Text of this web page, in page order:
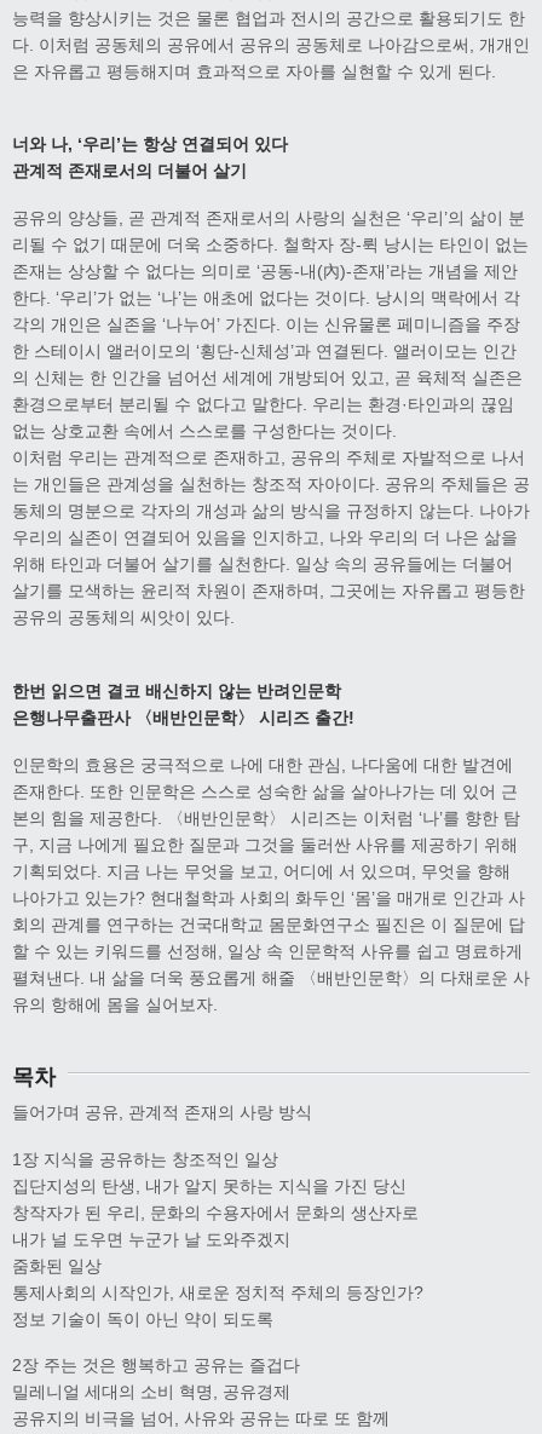
능력을 향상시키는 것은 물론 협업과 전시의 공간으로 활용되기도 한
다. 이처럼 공동체의 공유에서 공유의 공동체로 나아감으로써, 개개인
은 자유롭고 평등해지며 효과적으로 자아를 실현할 수 있게 된다.
너와 나, ‘우리’는 항상 연결되어 있다
관계적 존재로서의 더불어 살기
공유의 양상들, 곧 관계적 존재로서의 사랑의 실천은 ‘우리’의 삶이 분
리될 수 없기 때문에 더욱 소중하다. 철학자 장-뤽 낭시는 타인이 없는
존재는 상상할 수 없다는 의미로 ‘공동-내(內)-존재’라는 개념을 제안
한다. ‘우리’가 없는 ‘나’는 애초에 없다는 것이다. 낭시의 맥락에서 각
각의 개인은 실존을 ‘나누어’ 가진다. 이는 신유물론 페미니즘을 주장
한 스테이시 앨러이모의 ‘횡단-신체성’과 연결된다. 앨러이모는 인간
의 신체는 한 인간을 넘어선 세계에 개방되어 있고, 곧 육체적 실존은
환경으로부터 분리될 수 없다고 말한다. 우리는 환경·타인과의 끊임
없는 상호교환 속에서 스스로를 구성한다는 것이다.
이처럼 우리는 관계적으로 존재하고, 공유의 주체로 자발적으로 나서
는 개인들은 관계성을 실천하는 창조적 자아이다. 공유의 주체들은 공
동체의 명분으로 각자의 개성과 삶의 방식을 규정하지 않는다. 나아가
우리의 실존이 연결되어 있음을 인지하고, 나와 우리의 더 나은 삶을
위해 타인과 더불어 살기를 실천한다. 일상 속의 공유들에는 더불어
살기를 모색하는 윤리적 차원이 존재하며, 그곳에는 자유롭고 평등한
공유의 공동체의 씨앗이 있다.
한번 읽으면 결코 배신하지 않는 반려인문학
은행나무출판사 〈배반인문학〉 시리즈 출간!
인문학의 효용은 궁극적으로 나에 대한 관심, 나다움에 대한 발견에
존재한다. 또한 인문학은 스스로 성숙한 삶을 살아나가는 데 있어 근
본의 힘을 제공한다. 〈배반인문학〉 시리즈는 이처럼 ‘나’를 향한 탐
구, 지금 나에게 필요한 질문과 그것을 둘러싼 사유를 제공하기 위해
기획되었다. 지금 나는 무엇을 보고, 어디에 서 있으며, 무엇을 향해
나아가고 있는가? 현대철학과 사회의 화두인 ‘몸’을 매개로 인간과 사
회의 관계를 연구하는 건국대학교 몸문화연구소 필진은 이 질문에 답
할 수 있는 키워드를 선정해, 일상 속 인문학적 사유를 쉽고 명료하게
펼쳐낸다. 내 삶을 더욱 풍요롭게 해줄 〈배반인문학〉의 다채로운 사
유의 항해에 몸을 실어보자.
목차
들어가며 공유, 관계적 존재의 사랑 방식
1장 지식을 공유하는 창조적인 일상
집단지성의 탄생, 내가 알지 못하는 지식을 가진 당신
창작자가 된 우리, 문화의 수용자에서 문화의 생산자로
내가 널 도우면 누군가 날 도와주겠지
줌화된 일상
통제사회의 시작인가, 새로운 정치적 주체의 등장인가?
정보 기술이 독이 아닌 약이 되도록
2장 주는 것은 행복하고 공유는 즐겁다
밀레니얼 세대의 소비 혁명, 공유경제
공유지의 비극을 넘어, 사유와 공유는 따로 또 함께